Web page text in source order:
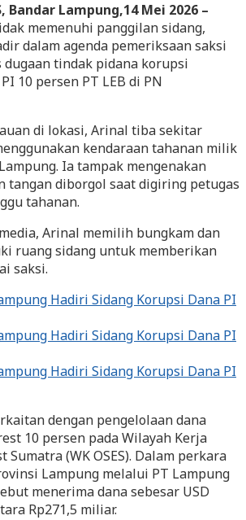
Bandar Lampung,14 Mei 2026 –
memenuhi panggilan sidang,
dalam agenda pemeriksaan saksi
dugaan tindak pidana korupsi
10 persen PT LEB di PN
di lokasi, Arinal tiba sekitar
kendaraan tahanan milik
Ia tampak mengenakan
tangan diborgol saat digiring petugas
tahanan.
Arinal memilih bungkam dan
ruang sidang untuk memberikan
saksi.
dengan pengelolaan dana
10 persen pada Wilayah Kerja
Sumatra (WK OSES). Dalam perkara
Lampung melalui PT Lampung
menerima dana sebesar USD
Rp271,5 miliar.